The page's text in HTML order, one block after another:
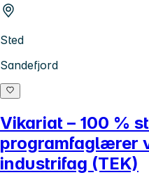
Sted
Sandefjord
Vikariat – 100 %
programfaglærer
industrifag (TEK)